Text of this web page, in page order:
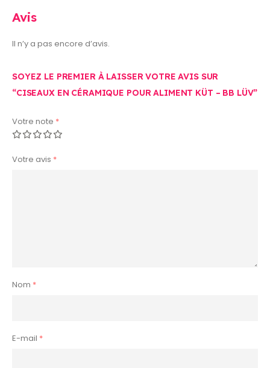
Avis
Il n’y a pas encore d’avis.
SOYEZ LE PREMIER À LAISSER VOTRE AVIS SUR
“CISEAUX EN CÉRAMIQUE POUR ALIMENT KÜT – BB LÜV”
Votre note *
Votre avis *
Nom *
E-mail *